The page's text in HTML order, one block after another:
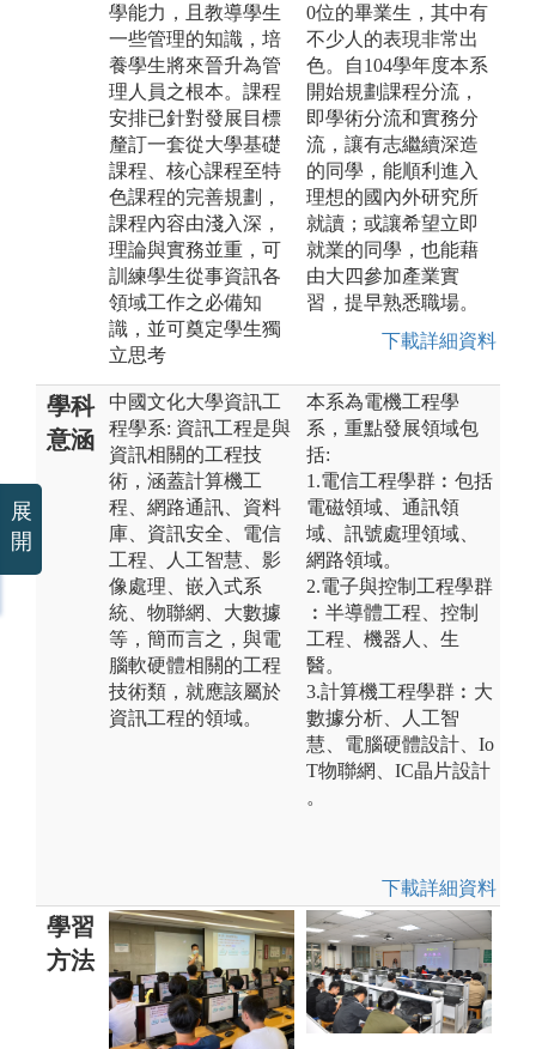
學能力，且教導學生
一些管理的知識，培
養學生將來晉升為管
理人員之根本。課程
安排已針對發展目標
釐訂一套從大學基礎
課程、核心課程至特
色課程的完善規劃，
課程內容由淺入深，
理論與實務並重，可
訓練學生從事資訊各
領域工作之必備知
識，並可奠定學生獨
立思考
0位的畢業生，其中有
不少人的表現非常出
色。自104學年度本系
開始規劃課程分流，
即學術分流和實務分
流，讓有志繼續深造
的同學，能順利進入
理想的國內外研究所
就讀；或讓希望立即
就業的同學，也能藉
由大四參加產業實
習，提早熟悉職場。
下載詳細資料
學科
意涵
中國文化大學資訊工
程學系: 資訊工程是與
資訊相關的工程技
術，涵蓋計算機工
程、網路通訊、資料
庫、資訊安全、電信
工程、人工智慧、影
像處理、嵌入式系
統、物聯網、大數據
等，簡而言之，與電
腦軟硬體相關的工程
技術類，就應該屬於
資訊工程的領域。
本系為電機工程學
系，重點發展領域包
括:
1.電信工程學群︰包括
電磁領域、通訊領
域、訊號處理領域、
網路領域。
2.電子與控制工程學群
︰半導體工程、控制
工程、機器人、生
醫。
3.計算機工程學群︰大
數據分析、人工智
慧、電腦硬體設計、 Io
T物聯網、IC晶片設計
。
下載詳細資料
學習
方法
團隊學習:課程
展
開